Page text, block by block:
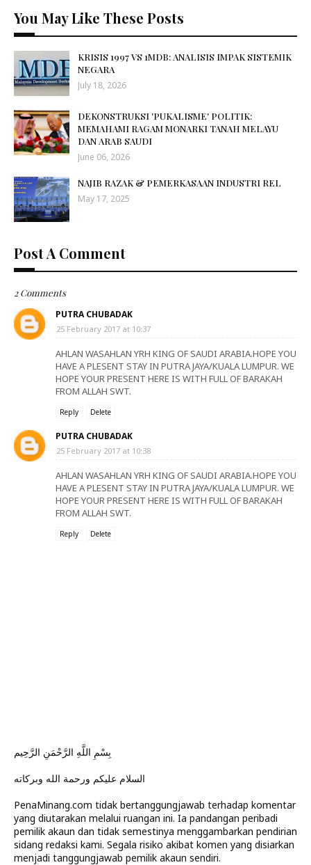
You May Like These Posts
KRISIS 1997 VS 1MDB: ANALISIS IMPAK SISTEMIK
NEGARA
July 18, 2026
DEKONSTRUKSI 'PUKALISME' POLITIK:
MEMAHAMI RAGAM MONARKI TANAH MELAYU
DAN ARAB SAUDI
June 06, 2026
NAJIB RAZAK & PEMERKASAAN INDUSTRI REL
May 17, 2025
Post A Comment
2 Comments
PUTRA CHUBADAK
25 February 2017 at 10:37
AHLAN WASAHLAN YRH KING OF SAUDI ARABIA.HOPE YOU
HAVE A PLESENT STAY IN PUTRA JAYA/KUALA LUMPUR. WE
HOPE YOUR PRESENT HERE IS WITH FULL OF BARAKAH
FROM ALLAH SWT.
Reply Delete
PUTRA CHUBADAK
25 February 2017 at 10:38
AHLAN WASAHLAN YRH KING OF SAUDI ARABIA.HOPE YOU
HAVE A PLESENT STAY IN PUTRA JAYA/KUALA LUMPUR. WE
HOPE YOUR PRESENT HERE IS WITH FULL OF BARAKAH
FROM ALLAH SWT.
Reply Delete
بِسْمِ اللَّهِ الرَّحْمَنِ الرَّحِيم
السلام عليكم ورحمة الله وبركاته
PenaMinang.com tidak bertanggungjawab terhadap komentar
yang diutarakan melalui ruangan ini. Ia pandangan peribadi
pemilik akaun dan tidak semestinya menggambarkan pendirian
sidang redaksi kami. Segala risiko akibat komen yang disiarkan
menjadi tanggungjawab pemilik akaun sendiri.